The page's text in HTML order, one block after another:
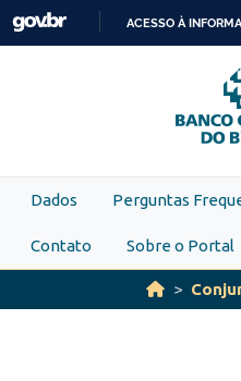
Skip to main content
ACESSO À
Dados Perguntas
Contato Sobre o Portal